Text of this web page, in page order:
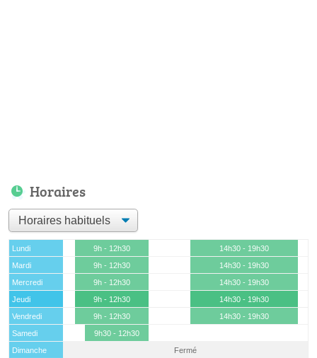
Horaires
Lundi 9h - 12h30
14h30 - 19h30
Mardi
9h - 12h30
14h30 - 19h30
Mercredi
9h - 12h30
14h30 - 19h30
Jeudi
9h - 12h30
14h30 - 19h30
Vendredi
9h - 12h30
14h30 - 19h30
Samedi
9h30 - 12h30
Dimanche
Fermé